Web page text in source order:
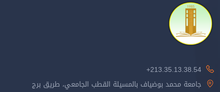
213.35.13.38.54+
جامعة محمد بوضياف بالمسيلة القطب الجامعي، طريق برج